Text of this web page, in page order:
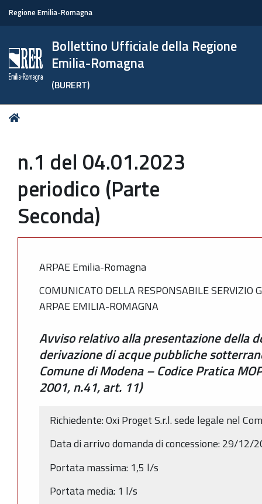
Regione Emilia-Romagna
Bollettino Ufficiale della Regione
Emilia-Romagna
(BURERT)
Tu
n.1 del 04.01.2023
periodico (Parte
Seconda)
ARPAE Emilia-Romagna
COMUNICATO DELLA RESPONSABILE SERVIZIO
ARPAE EMILIA-ROMAGNA
Avviso relativo alla presentazione della
derivazione di acque pubbliche
Comune di Modena – Codice Pratica
2001, n.41, art. 11)
Richiedente: Oxi Proget S.r.l. sede legale nel
Data di arrivo domanda di concessione: 29/12/
Portata massima: 1,5 l/s
Portata media: 1 l/s